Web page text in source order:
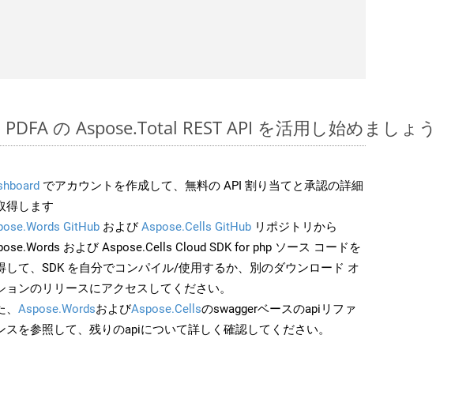
PDFA の Aspose.Total REST API を活用し始めましょう
でアカウントを作成して、無料の API 割り当てと承認の詳細
得します
GitHub およびAspose.Cells GitHub リポジトリから
および Aspose.Cells Cloud SDK for php ソース コードを
して、SDK を自分でコンパイル/使用するか、別のダウンロード オ
ョンのリリースにアクセスしてください。
、 Aspose.WordsおよびAspose.Cellsのswaggerベースのapiリファ
スを参照して、残りのapiについて詳しく確認してください。